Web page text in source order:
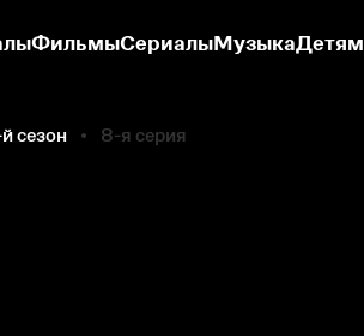
ФильмыСериалыМузыкаДетям
сезон 8-я серия